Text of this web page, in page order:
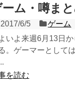
ム・噂ま
2017/6/5
ゲーム
いよ来週6月13日
。ゲーマーとして
を読む